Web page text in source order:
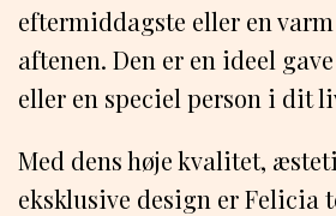
eftermiddagste eller en
aftenen. Den er en ideel
eller en speciel person i dit
Med dens høje kvalitet,
eksklusive design er Felicia